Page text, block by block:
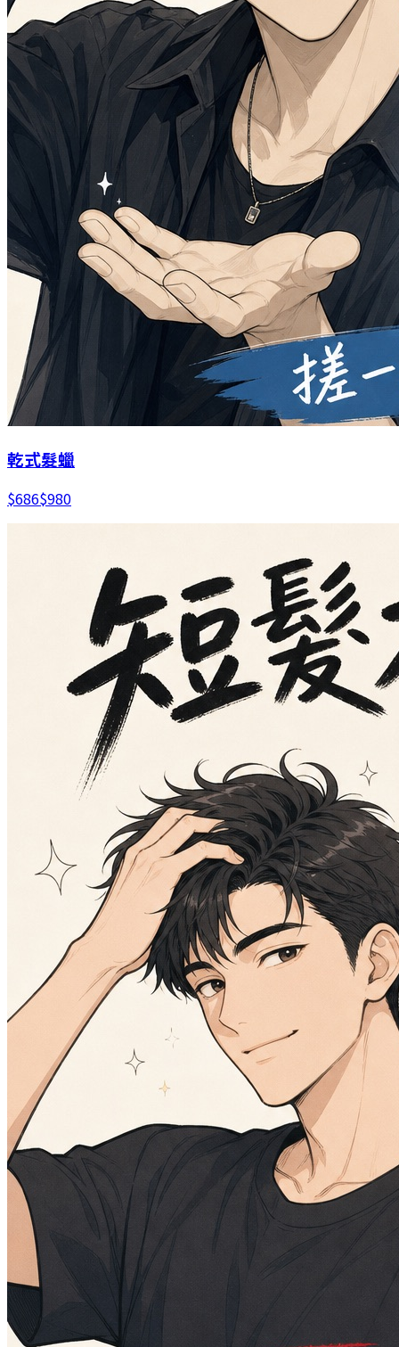
乾式髮蠟
$686$980